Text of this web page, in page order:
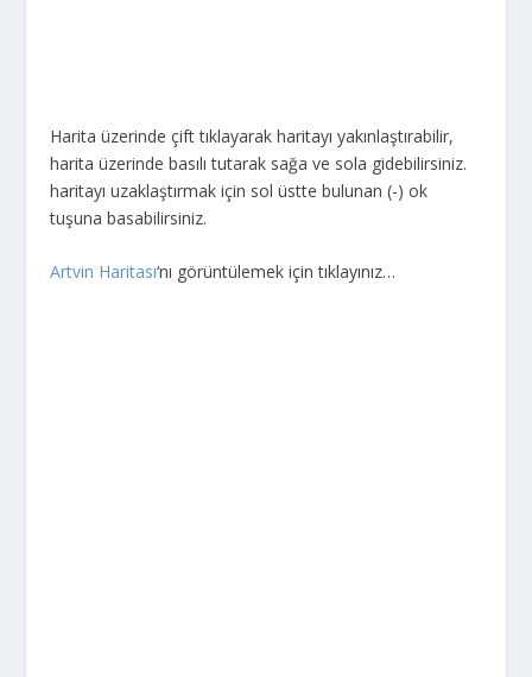
Harita üzerinde çift tıklayarak haritayı yakınlaştırabilir,
harita üzerinde basılı tutarak sağa ve sola gidebilirsiniz.
haritayı uzaklaştırmak için sol üstte bulunan (-) ok
tuşuna basabilirsiniz.
Artvin Haritası‘nı görüntülemek için tıklayınız…